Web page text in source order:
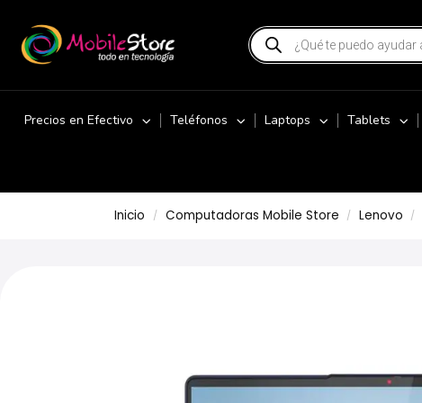
Precios en Efectivo Teléfonos Laptops Tablets
Inicio / Computadoras Mobile Store / Lenovo /